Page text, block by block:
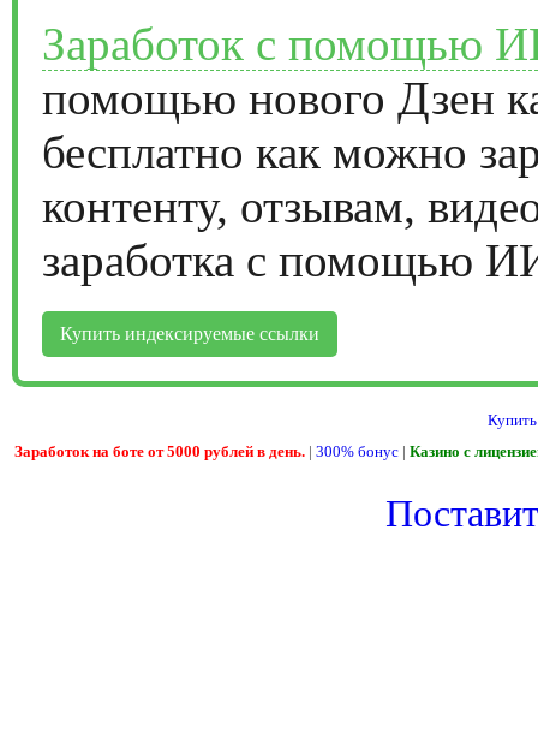
Заработок с помощью
помощью нового Дзен
бесплатно как можно
контенту, отзывам,
заработка с помощью
Купить индексируемые ссылки
Заработок на боте от 5000 рублей в день. | 300% бонус | Казино с